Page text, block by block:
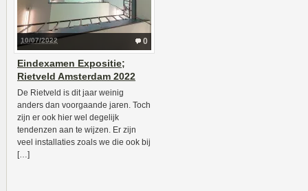
0
10/07/2022
Eindexamen Expositie;
Rietveld Amsterdam 2022
De Rietveld is dit jaar weinig
anders dan voorgaande jaren. Toch
zijn er ook hier wel degelijk
tendenzen aan te wijzen. Er zijn
veel installaties zoals we die ook bij
[…]